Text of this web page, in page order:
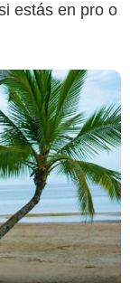
estás en pro o